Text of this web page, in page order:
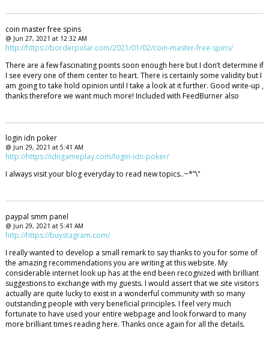
coin master free spins
@ Jun 27, 2021 at 12:32 AM
http://https://borderpolar.com/2021/01/02/coin-master-free-spins/
There are a few fascinating points soon enough here but I don’t determine if
I see every one of them center to heart. There is certainly some validity but I
am going to take hold opinion until I take a look at it further. Good write-up ,
thanks therefore we want much more! Included with FeedBurner also
login idn poker
@ Jun 29, 2021 at 5:41 AM
http://https://idngameplay.com/login-idn-poker/
I always visit your blog everyday to read new topics..~*”\"
paypal smm panel
@ Jun 29, 2021 at 5:41 AM
http://https://buystagram.com/
I really wanted to develop a small remark to say thanks to you for some of
the amazing recommendations you are writing at this website. My
considerable internet look up has at the end been recognized with brilliant
suggestions to exchange with my guests. I would assert that we site visitors
actually are quite lucky to exist in a wonderful community with so many
outstanding people with very beneficial principles. I feel very much
fortunate to have used your entire webpage and look forward to many
more brilliant times reading here. Thanks once again for all the details.